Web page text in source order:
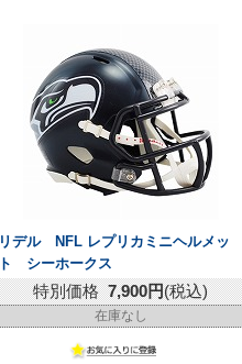
リデル NFL レプリカミニヘルメッ
ト シーホークス
特別価格 7,900円(税込)
在庫なし